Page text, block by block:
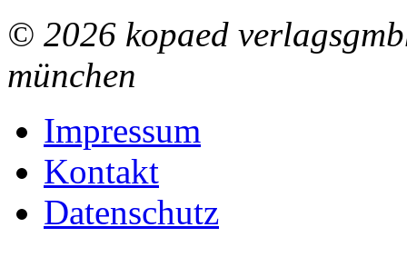
© 2026 kopaed
münchen
Impressum
Kontakt
Datenschutz